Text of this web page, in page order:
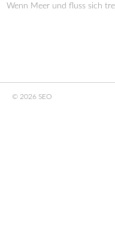
Wenn Meer und fluss sich
© 2026 SEO